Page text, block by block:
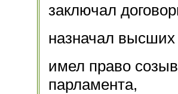
заключал
назначал
имел право
парламента,